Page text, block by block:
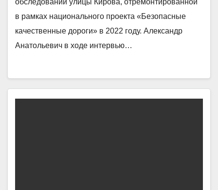
в рамках национального проекта «Безопасные
качественные дороги» в 2022 году. Александр
Анатольевич в ходе интервью…